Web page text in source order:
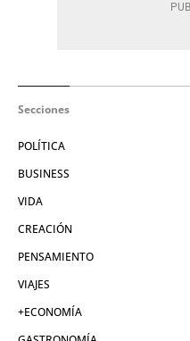
Secciones
POLÍTICA
BUSINESS
VIDA
CREACIÓN
PENSAMIENTO
VIAJES
+ECONOMÍA